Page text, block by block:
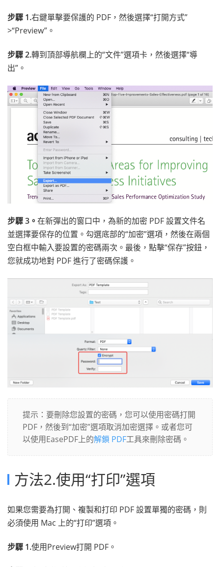
步驟 1.右鍵單擊要保護的 PDF，然後選擇“打開方式”
>“Preview”。
步驟 2.轉到頂部導航欄上的“文件”選項卡，然後選擇“導
出”。
步驟 3。 在新彈出的窗口中，為新的加密 PDF 設置文件名
並選擇要保存的位置。勾選底部的“加密”選項，然後在兩個
空白框中輸入要設置的密碼兩次。最後，點擊“保存”按鈕，
您就成功地對 PDF 進行了密碼保護。
提示：要刪除您設置的密碼，您可以使用密碼打開
PDF，然後到“加密”選項取消加密選擇。或者您可
以使用EasePDF上的解鎖 PDF工具來刪除密碼。
方法2.使用“打印”選項
如果您需要為打開、複製和打印 PDF 設置單獨的密碼，則
必須使用 Mac 上的“打印”選項。
步驟 1.使用Preview打開 PDF。